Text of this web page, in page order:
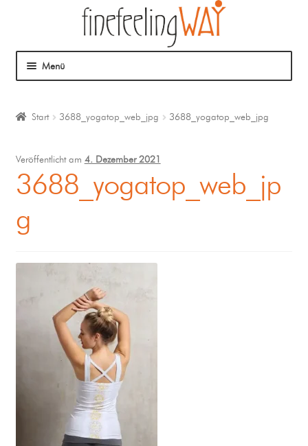
Menü
Coaching
Start 3688_yogatop_web_jpg 3688_yogatop_web_jpg
Veröffentlicht am 4. Dezember 2021
3688_yogatop_web_jp
g